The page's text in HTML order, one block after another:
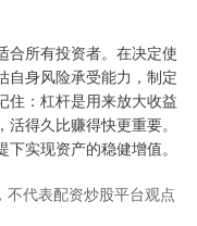
合所有投资者。在决定使
自身风险承受能力，制定
住：杠杆是用来放大收益
得久比赚得快更重要。
实现资产的稳健增值。
不代表配资炒股平台观点